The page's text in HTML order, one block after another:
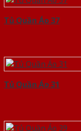
Tủ Quần Áo 37
Tủ Quần Áo 31